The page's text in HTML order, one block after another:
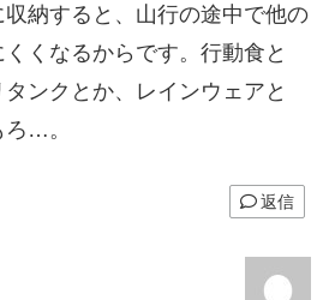
収納すると、山行の途中で他の
くなるからです。行動食と
ンクとか、レインウェアと
…。
返信